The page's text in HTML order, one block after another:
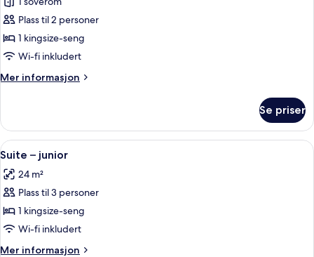
av
Dobbeltrom
–
deluxe
Plass til 2 personer
1 kingsize-seng
Wi-fi inkludert
Mer informasjon
Mer
–
deluxe
Se priser
Åpne
alle
bildene
av
Suite
–
junior
Suite – junior | Skrivebord,
13
Suite – junior
24 m²
Plass til 3 personer
1 kingsize-seng
Wi-fi inkludert
Mer informasjon
Mer